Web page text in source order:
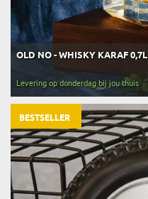
OLD NO - WHISKY KARAF 0,7L
Levering op donderdag bij jou thuis
BESTSELLER